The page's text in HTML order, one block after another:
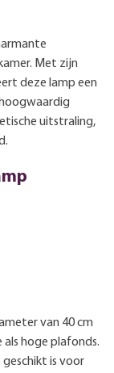
Met zijn
deze lamp een
uitstraling,
van 40 cm
hoge plafonds.
is voor